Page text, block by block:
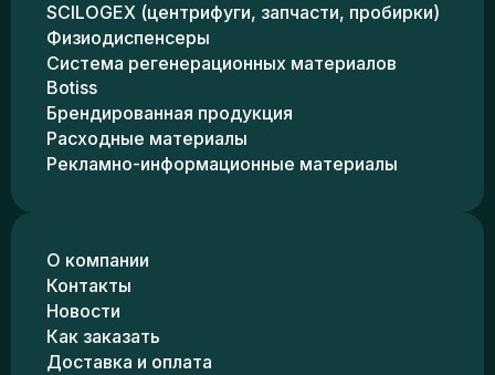
SCILOGEX (центрифуги, запчасти, пробирки)
Физиодиспенсеры
Система регенерационных материалов
Botiss
Брендированная продукция
Расходные материалы
Рекламно-информационные материалы
О компании
Контакты
Новости
Как заказать
Доставка и оплата